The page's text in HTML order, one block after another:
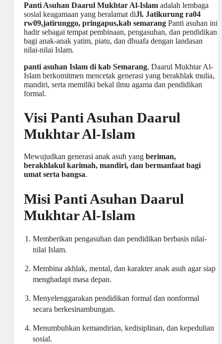
Panti Asuhan Daarul Mukhtar Al-Islam adalah lembaga
sosial keagamaan yang beralamat diJl. Jatikurung ra04
rw09,jatirunggo, pringapus,kab semarang Panti asuhan ini
hadir sebagai tempat pembinaan, pengasuhan, dan pendidikan
bagi anak-anak yatim, piatu, dan dhuafa dengan landasan
nilai-nilai Islam.
panti asuhan Islam di kab Semarang, Daarul Mukhtar Al-
Islam berkomitmen mencetak generasi yang berakhlak mulia,
mandiri, serta memiliki bekal ilmu agama dan pendidikan
formal.
Visi Panti Asuhan Daarul
Mukhtar Al-Islam
Mewujudkan generasi anak asuh yang beriman,
berakhlakul karimah, mandiri, dan bermanfaat bagi
umat serta bangsa.
Misi Panti Asuhan Daarul
Mukhtar Al-Islam
Memberikan pengasuhan dan pendidikan berbasis nilai-
nilai Islam.
Membina akhlak, mental, dan karakter anak asuh agar siap
menghadapi masa depan.
Menyelenggarakan pendidikan formal dan nonformal
secara berkesinambungan.
Menumbuhkan kemandirian, kedisiplinan, dan kepedulian
sosial.